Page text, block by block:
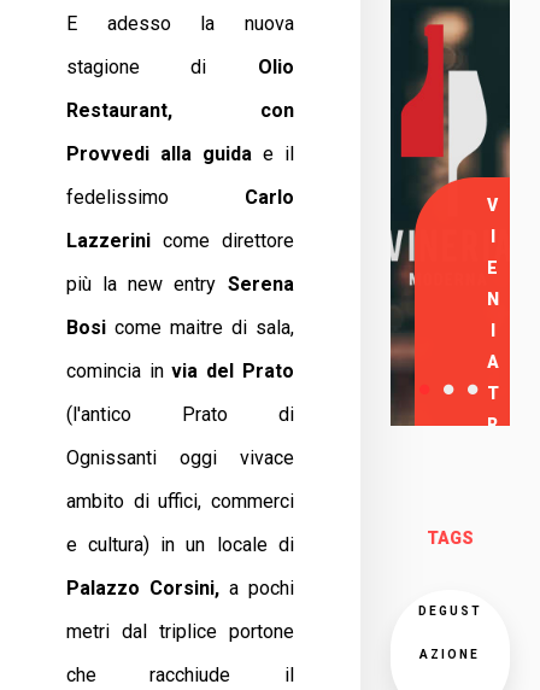
E adesso la nuova
stagione di Olio
Restaurant, con
Provvedi alla guida e il
fedelissimo Carlo
Lazzerini come direttore
più la new entry Serena
Bosi come maitre di sala,
comincia invia del Prato
(l'antico Prato di
Ognissanti oggi vivace
ambito di uffici, commerci
e cultura) in un locale di
Palazzo Corsini, a pochi
metri dal triplice portone
che racchiude il
V
E
N
A
T
R
TAGS
DEGUST
AZIONE